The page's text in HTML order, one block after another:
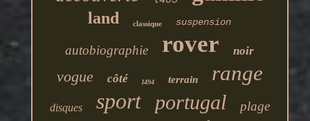
land classique suspension
autobiographie rover noir
vogue côté l494 terrain range
disques sport portugal plage